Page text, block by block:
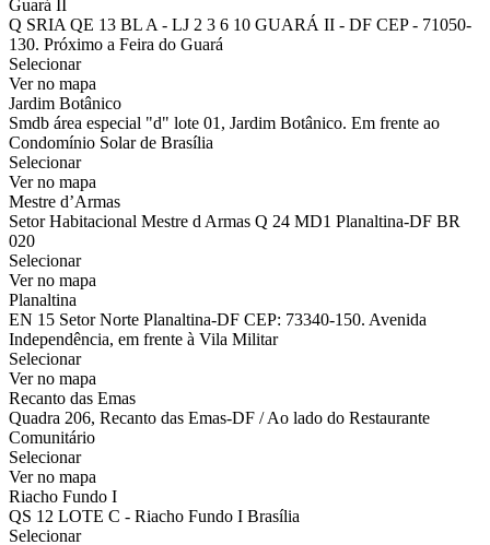
Guará II
Q SRIA QE 13 BL A - LJ 2 3 6 10 GUARÁ II - DF CEP - 71050-
130. Próximo a Feira do Guará
Selecionar
Ver no mapa
Jardim Botânico
Smdb área especial "d" lote 01, Jardim Botânico. Em frente ao
Condomínio Solar de Brasília
Selecionar
Ver no mapa
Mestre d’Armas
Setor Habitacional Mestre d Armas Q 24 MD1 Planaltina-DF BR
020
Selecionar
Ver no mapa
Planaltina
EN 15 Setor Norte Planaltina-DF CEP: 73340-150. Avenida
Independência, em frente à Vila Militar
Selecionar
Ver no mapa
Recanto das Emas
Quadra 206, Recanto das Emas-DF / Ao lado do Restaurante
Comunitário
Selecionar
Ver no mapa
Riacho Fundo I
QS 12 LOTE C - Riacho Fundo I Brasília
Selecionar